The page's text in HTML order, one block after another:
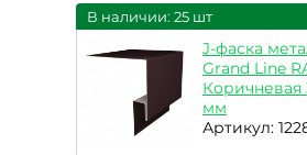
В наличии: 25 шт
J-фаска
Grand Line
Коричневая
мм
Артикул: